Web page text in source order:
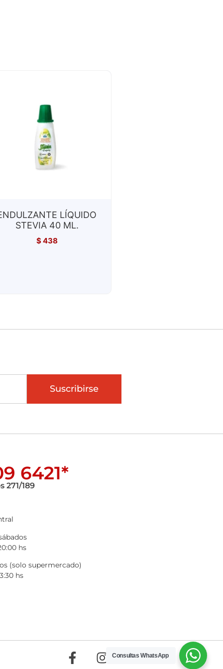
LÍQUIDO
STEVIA 40 ML.
$438
Suscribirse
6421*
271/189
hs
(solo supermercado)
hs
Consultas WhatsApp